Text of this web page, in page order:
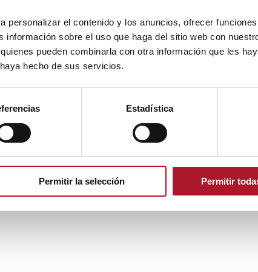
personalizar el contenido y los anuncios, ofrecer
sobre el uso que haga del sitio web con
pueden combinarla con otra información que les
hecho de sus servicios.
Estadística
Permitir la selección Permitir